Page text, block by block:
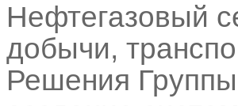
Нефтегазовый
добычи,
Решения